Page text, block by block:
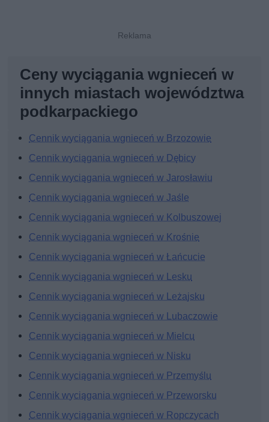
Ceny wyciągania wgnieceń w
innych miastach województwa
podkarpackiego
Cennik wyciągania wgnieceń w Brzozowie
Cennik wyciągania wgnieceń w Dębicy
Cennik wyciągania wgnieceń w Jarosławiu
Cennik wyciągania wgnieceń w Jaśle
Cennik wyciągania wgnieceń w Kolbuszowej
Cennik wyciągania wgnieceń w Krośnie
Cennik wyciągania wgnieceń w Łańcucie
Cennik wyciągania wgnieceń w Lesku
Cennik wyciągania wgnieceń w Leżajsku
Cennik wyciągania wgnieceń w Lubaczowie
Cennik wyciągania wgnieceń w Mielcu
Cennik wyciągania wgnieceń w Nisku
Cennik wyciągania wgnieceń w Przemyślu
Cennik wyciągania wgnieceń w Przeworsku
Cennik wyciągania wgnieceń w Ropczycach